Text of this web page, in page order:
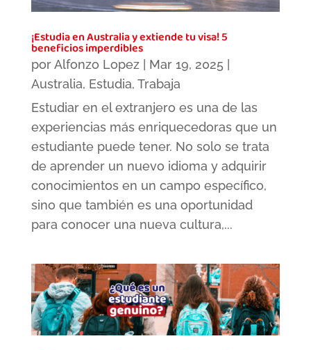
¡Estudia en Australia y extiende tu visa! 5
beneficios imperdibles
porAlfonzo Lopez| Mar 19, 2025|
Australia, Estudia, Trabaja
Estudiar en el extranjero es una de las
experiencias más enriquecedoras que un
estudiante puede tener. No solo se trata
de aprender un nuevo idioma y adquirir
conocimientos en un campo específico,
sino que también es una oportunidad
para conocer una nueva cultura,...